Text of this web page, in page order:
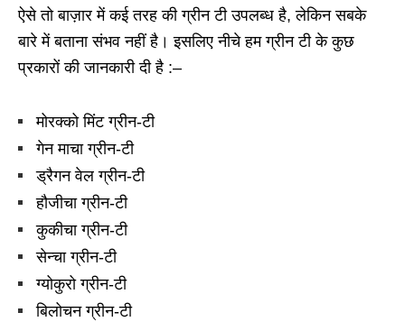
ऐसे तो बाज़ार में कई तरह की ग्रीन टी उपलब्ध है, लेकिन सबके
बारे में बताना संभव नहीं है। इसलिए नीचे हम ग्रीन टी के कुछ
प्रकारों की जानकारी दी है :–
मोरक्को मिंट ग्रीन-टी
गेन माचा ग्रीन-टी
ड्रैगन वेल ग्रीन-टी
हौजीचा ग्रीन-टी
कुकीचा ग्रीन-टी
सेन्चा ग्रीन-टी
ग्योकुरो ग्रीन-टी
बिलोचन ग्रीन-टी